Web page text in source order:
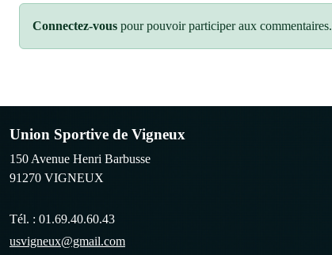
Connectez-vous pour pouvoir participer aux commentaires.
Union Sportive de Vigneux
150 Avenue Henri Barbusse
91270 VIGNEUX
Tél. : 01.69.40.60.43
usvigneux@gmail.com